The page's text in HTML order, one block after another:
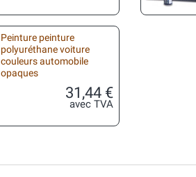
Peinture peinture
polyuréthane voiture
couleurs automobile
opaques
31,44 €
avec TVA